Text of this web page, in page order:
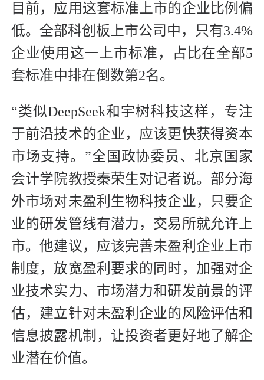
目前，应用这套标准上市的企业比例偏
低。全部科创板上市公司中，只有3.4%
企业使用这一上市标准，占比在全部5
套标准中排在倒数第2名。
“类似DeepSeek和宇树科技这样，专注
于前沿技术的企业，应该更快获得资本
市场支持。”全国政协委员、北京国家
会计学院教授秦荣生对记者说。部分海
外市场对未盈利生物科技企业，只要企
业的研发管线有潜力，交易所就允许上
市。他建议，应该完善未盈利企业上市
制度，放宽盈利要求的同时，加强对企
业技术实力、市场潜力和研发前景的评
估，建立针对未盈利企业的风险评估和
信息披露机制，让投资者更好地了解企
业潜在价值。